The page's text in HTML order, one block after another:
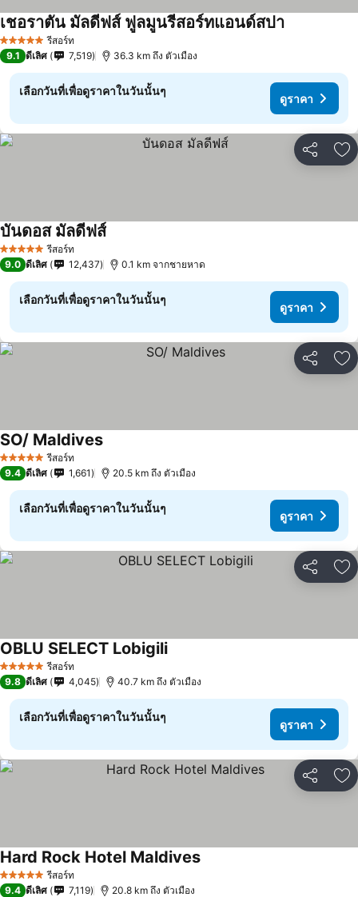
5 ดาว รีสอร์ท
เชอราตัน มัลดีฟส์ ฟูลมูนรีสอร์ทแอนด์สปา
9.1 ดีเลิศ 7,519 36.3 km ถึง ตัวเมือง
เลือกวันที่เพื่อดูราคาในวันนั้นๆ
ดูราคา
แชร์ เ
5 ดาว รีสอร์ท
บันดอส มัลดีฟส์
9.0 ดีเลิศ 12,437 0.1 km จากชายหาด
เลือกวันที่เพื่อดูราคาในวันนั้นๆ
ดูราคา
แชร์ เ
5 ดาว รีสอร์ท
SO/ Maldives
9.4 ดีเลิศ 1,661 20.5 km ถึง ตัวเมือง
เลือกวันที่เพื่อดูราคาในวันนั้นๆ
ดูราคา
แชร์ เ
5 ดาว รีสอร์ท
OBLU SELECT Lobigili
9.8 ดีเลิศ 4,045 40.7 km ถึง ตัวเมือง
เลือกวันที่เพื่อดูราคาในวันนั้นๆ
ดูราคา
แชร์ เ
5 ดาว รีสอร์ท
Hard Rock Hotel Maldives
9.4 ดีเลิศ 7,119 20.8 km ถึง ตัวเมือง